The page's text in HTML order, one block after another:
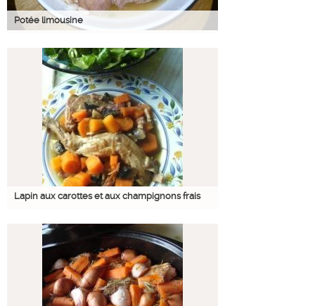
Potée limousine
Lapin aux carottes et aux champignons frais